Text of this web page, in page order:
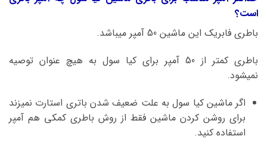
است؟
باطری فابریک این ماشین 50 آمپر میباشد.
باطری کمتر از 50 آمپر برای کیا سول به هیچ عنوان توصیه
نمیشود.
اگر ماشین کیا سول به علت ضعیف شدن باتری استارت نمیزند
برای روشن کردن ماشین فقط از روش باطری کمکی هم آمپر
استفاده کنید.